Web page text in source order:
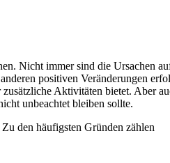
Nicht immer sind die Ursachen
positiven Veränderungen
Aktivitäten bietet. Aber
unbeachtet bleiben sollte.
den häufigsten Gründen zählen